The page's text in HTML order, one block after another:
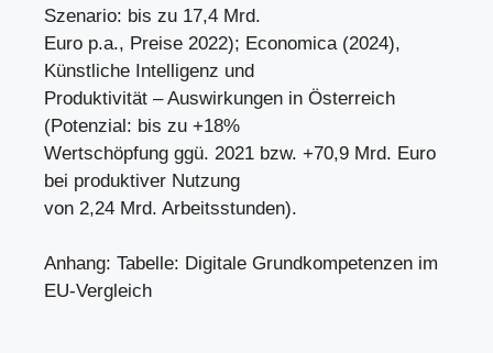
Szenario: bis zu 17,4 Mrd.
Euro p.a., Preise 2022); Economica (2024),
Künstliche Intelligenz und
Produktivität – Auswirkungen in Österreich
(Potenzial: bis zu +18%
Wertschöpfung ggü. 2021 bzw. +70,9 Mrd. Euro
bei produktiver Nutzung
von 2,24 Mrd. Arbeitsstunden).
Anhang: Tabelle: Digitale Grundkompetenzen im
EU-Vergleich